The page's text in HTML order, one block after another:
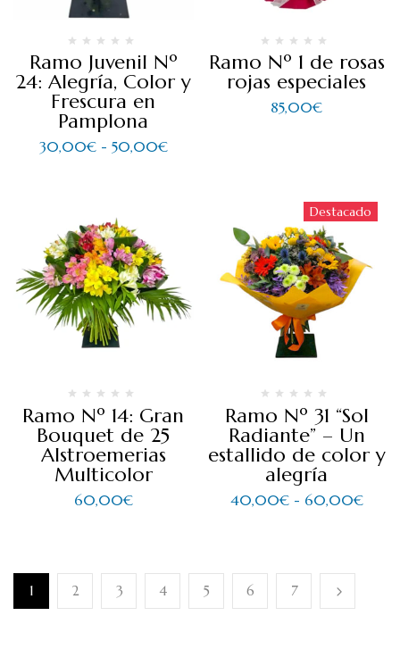
Ramo Juvenil Nº
24: Alegría, Color y
Frescura en
Pamplona
30,00€ - 50,00€
Ramo Nº 1 de rosas
rojas especiales
85,00€
Ramo Nº 14: Gran
Bouquet de 25
Alstroemerias
Multicolor
60,00€
Destacado
Ramo Nº 31 “Sol
Radiante” – Un
estallido de color y
alegría
40,00€ - 60,00€
1 2 3 4 5 6 7